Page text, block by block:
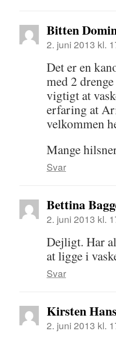
Bitten
2. juni 2013 kl.
Det er en
med 2
vigtigt at
erfaring at
velkommen
Mange
Svar
Bettina
2. juni 2013 kl.
Dejligt. Har
at ligge i
Svar
Kirsten
2. juni 2013 kl.